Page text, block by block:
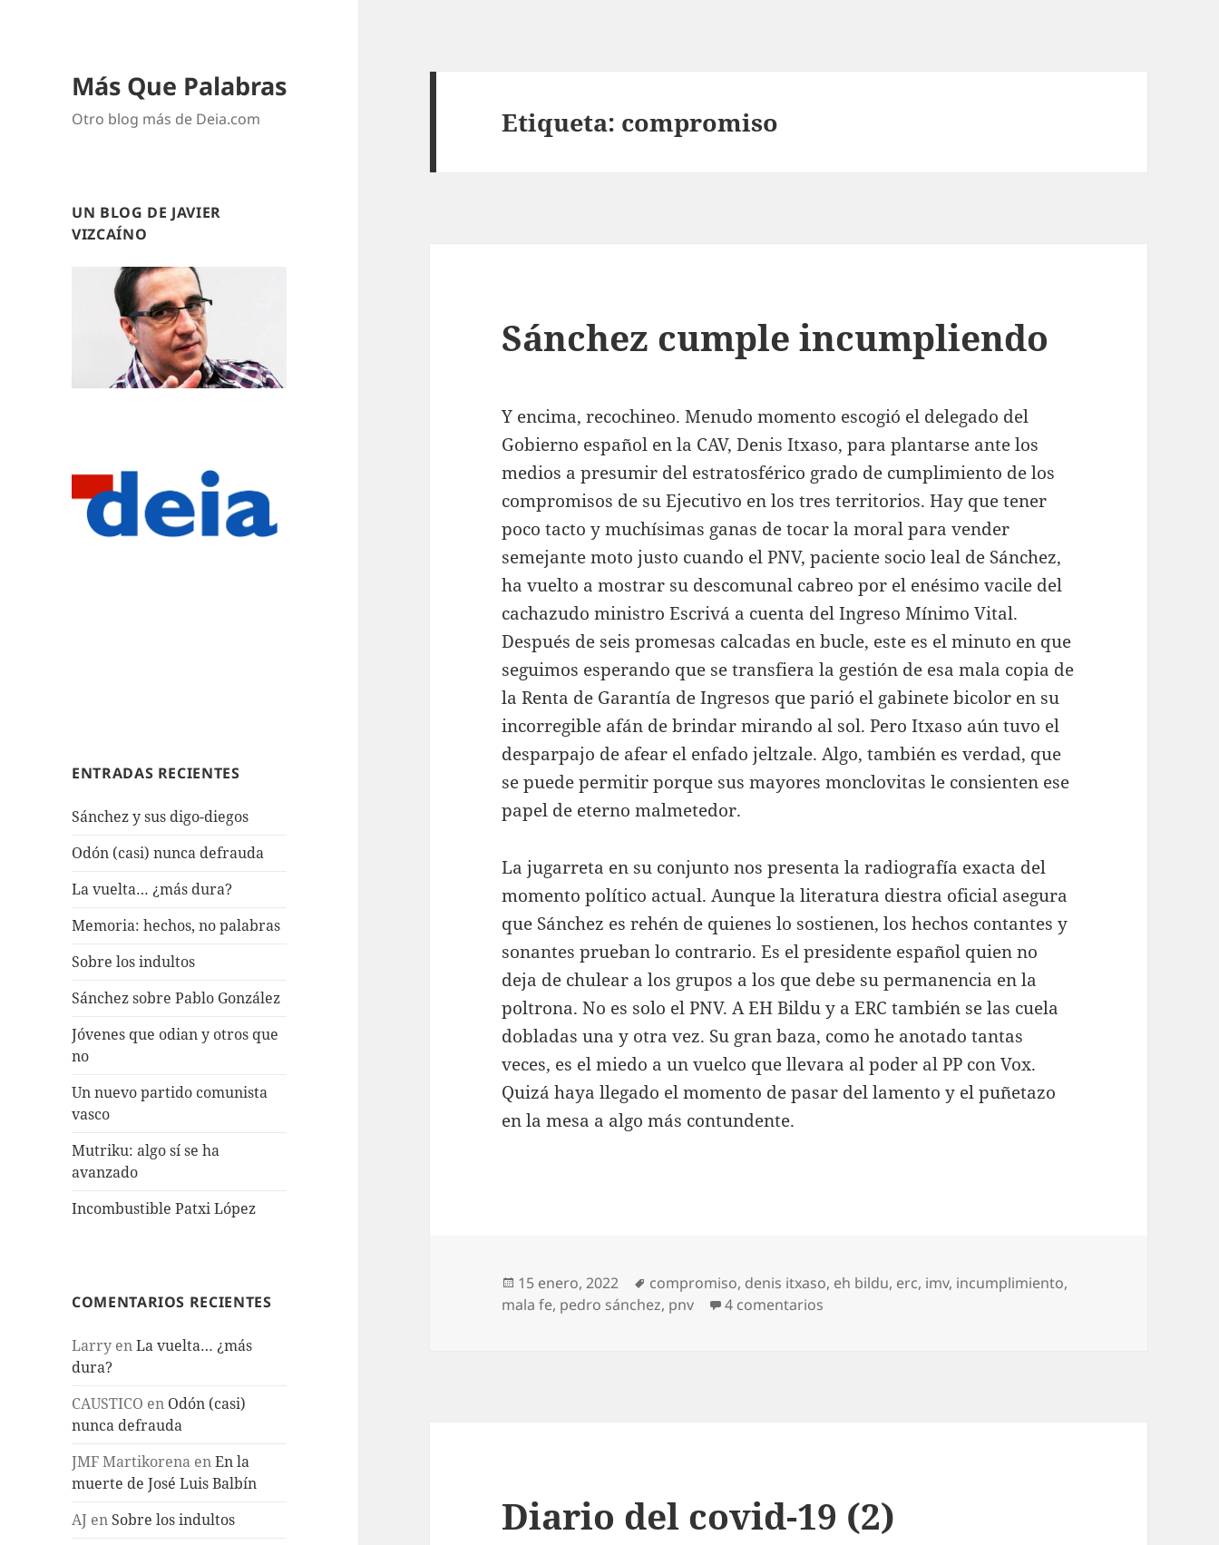
Más Que Palabras
Otro blog más de Deia.com
UN BLOG DE JAVIER
VIZCAÍNO
ENTRADAS RECIENTES
Sánchez y sus digo-diegos
Odón (casi) nunca defrauda
La vuelta… ¿más dura?
Memoria: hechos, no palabras
Sobre los indultos
Sánchez sobre Pablo González
Jóvenes que odian y otros que
no
Un nuevo partido comunista
vasco
Mutriku: algo sí se ha
avanzado
Incombustible Patxi López
COMENTARIOS RECIENTES
Larry enLa vuelta… ¿más
dura?
CAUSTICO en Odón (casi)
nunca defrauda
JMF Martikorena enEn la
muerte de José Luis Balbín
AJ en Sobre los indultos
Etiqueta: compromiso
Sánchez cumple incumpliendo
Y encima, recochineo. Menudo momento escogió el delegado del
Gobierno español en la CAV, Denis Itxaso, para plantarse ante los
medios a presumir del estratosférico grado de cumplimiento de los
compromisos de su Ejecutivo en los tres territorios. Hay que tener
poco tacto y muchísimas ganas de tocar la moral para vender
semejante moto justo cuando el PNV, paciente socio leal de Sánchez,
ha vuelto a mostrar su descomunal cabreo por el enésimo vacile del
cachazudo ministro Escrivá a cuenta del Ingreso Mínimo Vital.
Después de seis promesas calcadas en bucle, este es el minuto en que
seguimos esperando que se transfiera la gestión de esa mala copia de
la Renta de Garantía de Ingresos que parió el gabinete bicolor en su
incorregible afán de brindar mirando al sol. Pero Itxaso aún tuvo el
desparpajo de afear el enfado jeltzale. Algo, también es verdad, que
se puede permitir porque sus mayores monclovitas le consienten ese
papel de eterno malmetedor.
La jugarreta en su conjunto nos presenta la radiografía exacta del
momento político actual. Aunque la literatura diestra oficial asegura
que Sánchez es rehén de quienes lo sostienen, los hechos contantes y
sonantes prueban lo contrario. Es el presidente español quien no
deja de chulear a los grupos a los que debe su permanencia en la
poltrona. No es solo el PNV. A EH Bildu y a ERC también se las cuela
dobladas una y otra vez. Su gran baza, como he anotado tantas
veces, es el miedo a un vuelco que llevara al poder al PP con Vox.
Quizá haya llegado el momento de pasar del lamento y el puñetazo
en la mesa a algo más contundente.
Publicado
el
15 enero, 2022 Etiquetas
compromiso, denis itxaso, eh bildu, erc, imv, incumplimiento,
mala fe, pedro sánchez, pnv 4 comentarios
Diario del covid-19 (2)